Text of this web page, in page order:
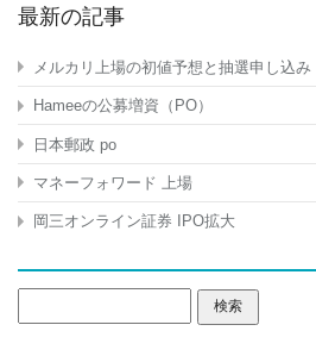
最新の記事
メルカリ上場の初値予想と抽選申し込み
Hameeの公募増資（PO）
日本郵政 po
マネーフォワード 上場
岡三オンライン証券 IPO拡大
索: